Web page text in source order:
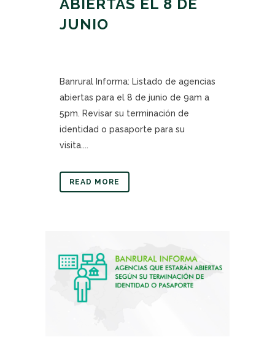
ABIERTAS EL 8 DE
JUNIO
Banrural Informa: Listado de agencias
abiertas para el 8 de junio de 9am a
5pm. Revisar su terminación de
identidad o pasaporte para su
visita....
READ MORE